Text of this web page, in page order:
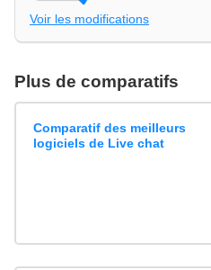
Voir les modifications
Plus de comparatifs
Comparatif des meilleurs
logiciels de Live chat